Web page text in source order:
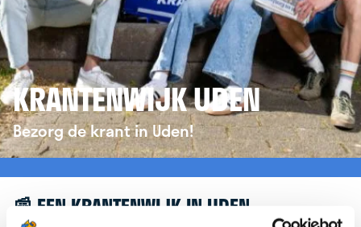
KRANTENWIJK UDEN
Bezorg de krant in Uden!
📰 EEN KRANTENWIJK IN UDEN